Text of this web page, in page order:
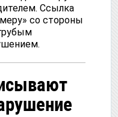
Ссылка
со стороны